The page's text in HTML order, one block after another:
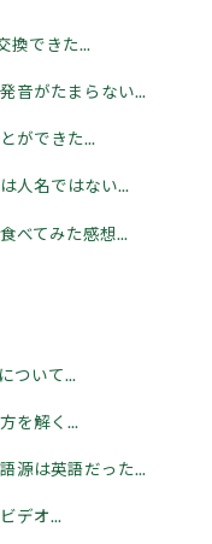
換できた...
音がたまらない...
ができた...
人名ではない...
べてみた感想...
ついて...
を解く...
源は英語だった...
デオ...